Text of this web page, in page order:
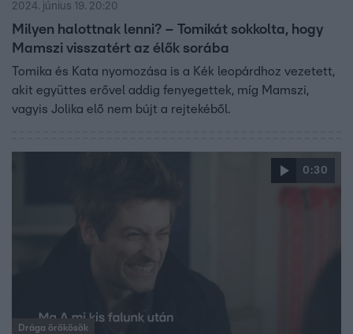
2024. június 19. 20:20
Milyen halottnak lenni? – Tomikát sokkolta, hogy
Mamszi visszatért az élők sorába
Tomika és Kata nyomozása is a Kék leopárdhoz vezetett,
akit együttes erővel addig fenyegettek, míg Mamszi,
vagyis Jolika elő nem bújt a rejtekéből.
0:30
Drága örökösök